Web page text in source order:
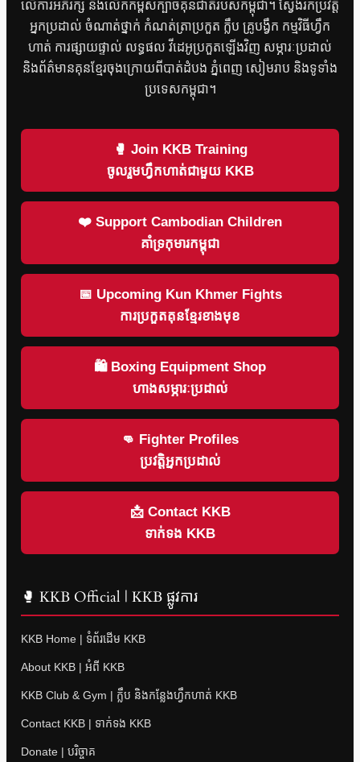
លើការអភិរក្ស និងលើកកម្ពស់ក្បាច់គុនជាតិរបស់កម្ពុជា។ ស្វែងរកប្រវត្តិ
អ្នកប្រដាល់ ចំណាត់ថ្នាក់ កំណត់ត្រាប្រកួត ក្លឹប គ្រូបង្វឹក កម្មវិធីហ្វឹក
ហាត់ ការផ្សាយផ្ទាល់ លទ្ធផល វីដេអូប្រកួតឡើងវិញ សម្ភារៈប្រដាល់
និងព័ត៌មានគុនខ្មែរចុងក្រោយពីបាត់ដំបង ភ្នំពេញ សៀមរាប និងទូទាំង
ប្រទេសកម្ពុជា។
🥊 Join KKB Training
ចូលរួមហ្វឹកហាត់ជាមួយ KKB
❤️ Support Cambodian Children
គាំទ្រកុមារកម្ពុជា
📅 Upcoming Kun Khmer Fights
ការប្រកួតគុនខ្មែរខាងមុខ
🛍 Boxing Equipment Shop
ហាងសម្ភារៈប្រដាល់
👊 Fighter Profiles
ប្រវត្តិអ្នកប្រដាល់
📩 Contact KKB
ទាក់ទង KKB
🥊 KKB Official | KKB ផ្លូវការ
KKB Home | ទំព័រដើម KKB
About KKB | អំពី KKB
KKB Club & Gym | ក្លឹប និងកន្លែងហ្វឹកហាត់ KKB
Contact KKB | ទាក់ទង KKB
Donate | បរិច្ចាគ